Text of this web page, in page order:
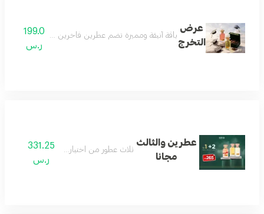
عرض
التخرج
باقة أنيقة ومميزة تضم عطرين فاخرين مع عود مختار
199.0
ر.س
عطرين والثالث
مجانا
ثلاث عطور من اختيار العميل331.25
ر.س